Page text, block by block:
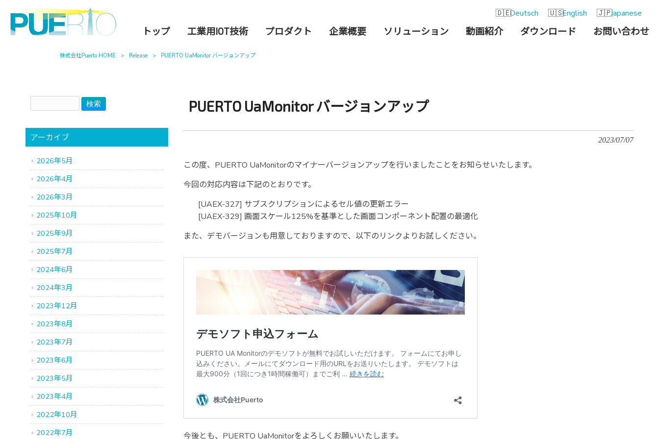
Deutsch English Japanese
トップ 工業用IOT技術 プロダクト 企業概要 ソリューション 動画紹介 ダウンロード お問い合わせ
株式会社Puerto HOME > Release > PUERTO UaMonitor バージョンアップ
PUERTO UaMonitor バージョンアップ
2023/07/07
この度、PUERTO UaMonitorのマイナーバージョンアップを行いましたことをお知らせいたします。
今回の対応内容は下記のとおりです。
[UAEX-327] サブスクリプションによるセル値の更新エラー
[UAEX-329] 画面スケール125%を基準とした画面コンポーネント配置の最適化
また、デモバージョンも用意しておりますので、以下のリンクよりお試しください。
今後とも、PUERTO UaMonitorをよろしくお願いいたします。
アーカイブ
2026年5月
2026年4月
2026年3月
2025年10月
2025年9月
2025年7月
2024年6月
2024年3月
2023年12月
2023年8月
2023年7月
2023年6月
2023年5月
2023年4月
2022年10月
2022年7月